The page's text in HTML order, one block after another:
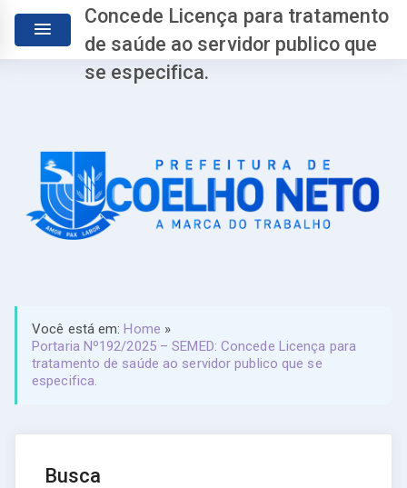
Concede Licença para tratamento
de saúde ao servidor publico que
se especifica.
Você está em:Home »
Portaria Nº192/2025 – SEMED: Concede Licença para
tratamento de saúde ao servidor publico que se
especifica.
Busca